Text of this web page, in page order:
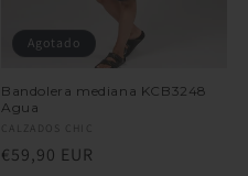
Agotado
Bandolera mediana KCB3248
Agua
Proveedor:
CALZADOS CHIC
Precio
€59,90 EUR